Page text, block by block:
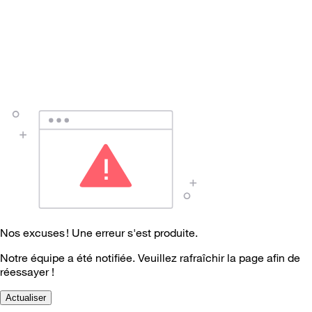
Nos excuses ! Une erreur s'est produite.
Notre équipe a été notifiée. Veuillez rafraîchir la page afin de
réessayer !
Actualiser